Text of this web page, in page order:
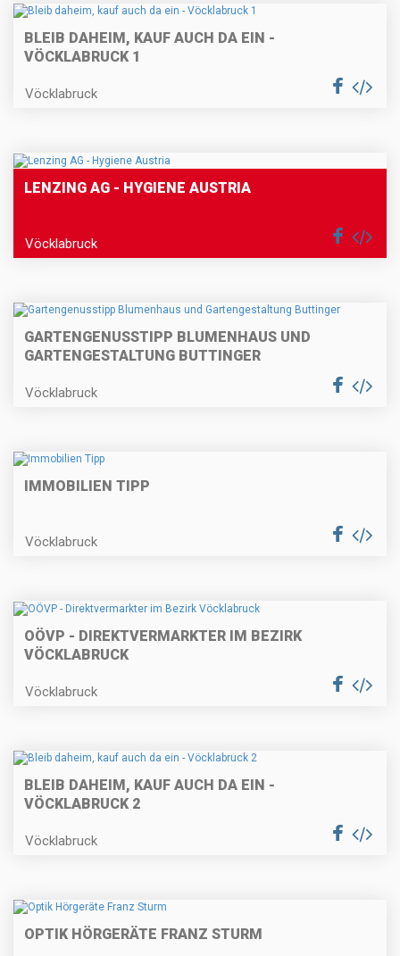
BLEIB DAHEIM, KAUF AUCH DA EIN -
VÖCKLABRUCK 1
Vöcklabruck
LENZING AG - HYGIENE AUSTRIA
Vöcklabruck
GARTENGENUSSTIPP BLUMENHAUS UND
GARTENGESTALTUNG BUTTINGER
Vöcklabruck
IMMOBILIEN TIPP
Vöcklabruck
OÖVP - DIREKTVERMARKTER IM BEZIRK
VÖCKLABRUCK
Vöcklabruck
BLEIB DAHEIM, KAUF AUCH DA EIN -
VÖCKLABRUCK 2
Vöcklabruck
OPTIK HÖRGERÄTE FRANZ STURM